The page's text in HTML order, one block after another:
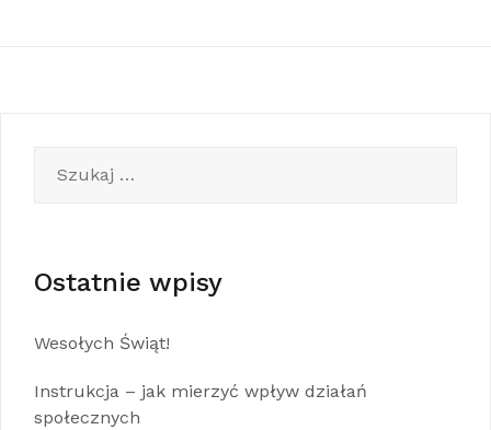
Ostatnie wpisy
Wesołych Świąt!
Instrukcja – jak mierzyć wpływ działań
społecznych